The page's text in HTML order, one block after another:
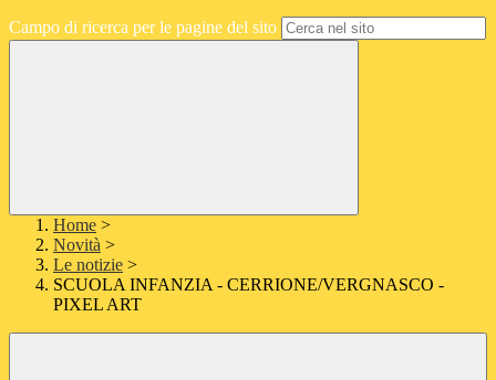
Campo di ricerca per le pagine del sito
Home >
Novità >
Le notizie >
SCUOLA INFANZIA - CERRIONE/VERGNASCO -
PIXEL ART